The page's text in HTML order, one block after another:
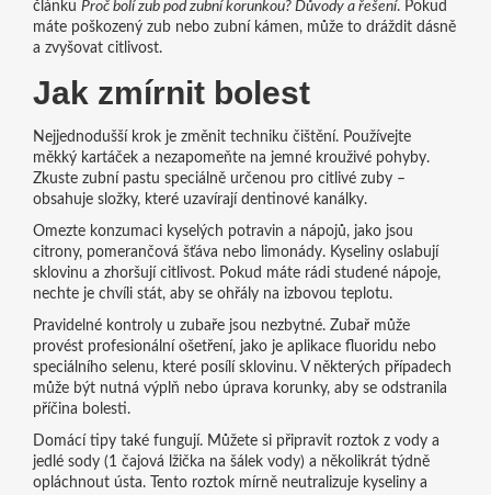
článku Proč bolí zub pod zubní korunkou? Důvody a řešení. Pokud
máte poškozený zub nebo zubní kámen, může to dráždit dásně
a zvyšovat citlivost.
Jak zmírnit bolest
Nejjednodušší krok je změnit techniku čištění. Používejte
měkký kartáček a nezapomeňte na jemné krouživé pohyby.
Zkuste zubní pastu speciálně určenou pro citlivé zuby –
obsahuje složky, které uzavírají dentinové kanálky.
Omezte konzumaci kyselých potravin a nápojů, jako jsou
citrony, pomerančová šťáva nebo limonády. Kyseliny oslabují
sklovinu a zhoršují citlivost. Pokud máte rádi studené nápoje,
nechte je chvíli stát, aby se ohřály na izbovou teplotu.
Pravidelné kontroly u zubaře jsou nezbytné. Zubař může
provést profesionální ošetření, jako je aplikace fluoridu nebo
speciálního selenu, které posílí sklovinu. V některých případech
může být nutná výplň nebo úprava korunky, aby se odstranila
příčina bolesti.
Domácí tipy také fungují. Můžete si připravit roztok z vody a
jedlé sody (1 čajová lžička na šálek vody) a několikrát týdně
opláchnout ústa. Tento roztok mírně neutralizuje kyseliny a